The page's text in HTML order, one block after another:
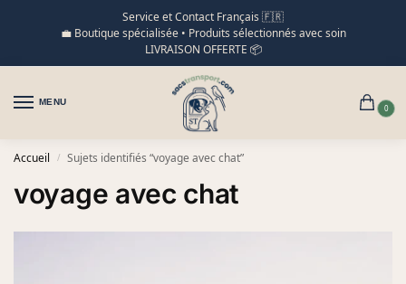
Service et Contact Français 🇫🇷
💼 Boutique spécialisée • Produits sélectionnés avec soin
LIVRAISON OFFERTE 📦
MENU
0
Accueil / Sujets identifiés “voyage avec chat”
voyage avec chat